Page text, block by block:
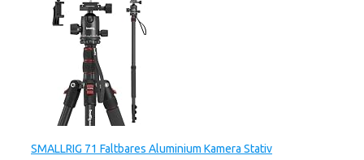
SMALLRIG 71 Faltbares Aluminium Kamera Stativ